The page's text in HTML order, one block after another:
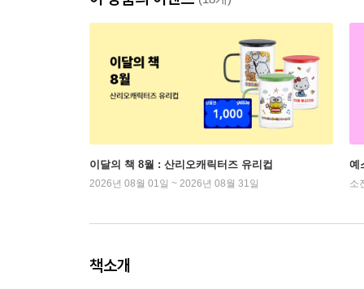
이달의 책 8월 : 산리오캐릭터즈 유리컵
2026년 08월 01일 ~ 2026년 08월 31일
예
소
책소개